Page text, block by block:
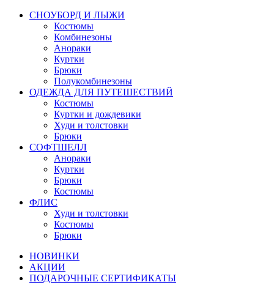
СНОУБОРД И ЛЫЖИ
Костюмы
Комбинезоны
Анораки
Куртки
Брюки
Полукомбинезоны
ОДЕЖДА ДЛЯ ПУТЕШЕСТВИЙ
Костюмы
Куртки и дождевики
Худи и толстовки
Брюки
СОФТШЕЛЛ
Анораки
Куртки
Брюки
Костюмы
ФЛИС
Худи и толстовки
Костюмы
Брюки
НОВИНКИ
АКЦИИ
ПОДАРОЧНЫЕ СЕРТИФИКАТЫ